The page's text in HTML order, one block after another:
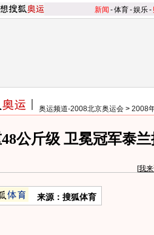
新闻 -体育-娱乐-
奥运频道-2008北京奥运会 > 2008
公斤级 卫冕冠军泰
[我
来源：搜狐体育